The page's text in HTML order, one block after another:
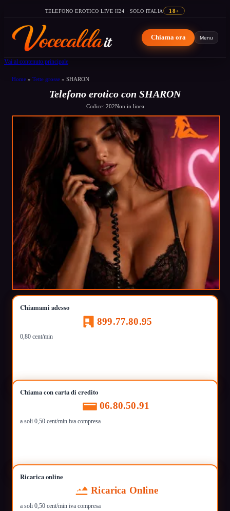
TELEFONO EROTICO LIVE H24 · SOLO ITALIA 18+
Chiama ora Menu
Vai al contenuto principale
Home » Tette grosse » SHARON
Telefono erotico con SHARON
Codice: 202Non in linea
Chiamami adesso
899.77.80.95
0,80 cent/min
Chiama con carta di credito
06.80.50.91
a soli 0,50 cent/min iva compresa
Ricarica online
Ricarica Online
a soli 0,50 cent/min iva compresa